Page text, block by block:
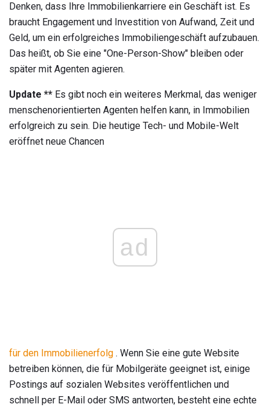
Denken, dass Ihre Immobilienkarriere ein Geschäft ist. Es
braucht Engagement und Investition von Aufwand, Zeit und
Geld, um ein erfolgreiches Immobiliengeschäft aufzubauen.
Das heißt, ob Sie eine "One-Person-Show" bleiben oder
später mit Agenten agieren.
Update ** Es gibt noch ein weiteres Merkmal, das weniger
menschenorientierten Agenten helfen kann, in Immobilien
erfolgreich zu sein. Die heutige Tech- und Mobile-Welt
eröffnet neue Chancen
ad
für den Immobilienerfolg . Wenn Sie eine gute Website
betreiben können, die für Mobilgeräte geeignet ist, einige
Postings auf sozialen Websites veröffentlichen und
schnell per E-Mail oder SMS antworten, besteht eine echte